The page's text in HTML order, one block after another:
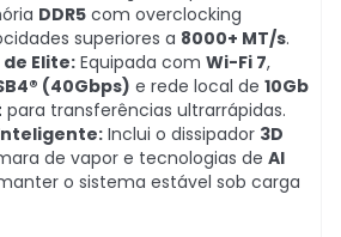
DDR5 com overclocking
superiores a 8000+ MT/s.
Elite: Equipada com Wi-Fi 7,
(40Gbps) e rede local de 10Gb
para transferências ultrarrápidas.
Inclui o dissipador 3D
de vapor e tecnologias de AI
o sistema estável sob carga